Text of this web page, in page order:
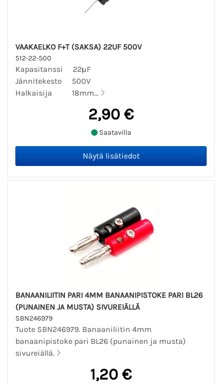
VAAKAELKO F+T (SAKSA) 22UF 500V
512-22-500
Kapasitanssi 22µF
Jännitekesto 500V
Halkaisija 18mm...
2,90 €
Saatavilla
BANAANILIITIN PARI 4MM BANAANIPISTOKE PARI BL26
(PUNAINEN JA MUSTA) SIVUREIÄLLÄ
SBN246979
Tuote SBN246979. Banaaniliitin 4mm
banaanipistoke pari BL26 (punainen ja musta)
sivureiällä.
1,20 €